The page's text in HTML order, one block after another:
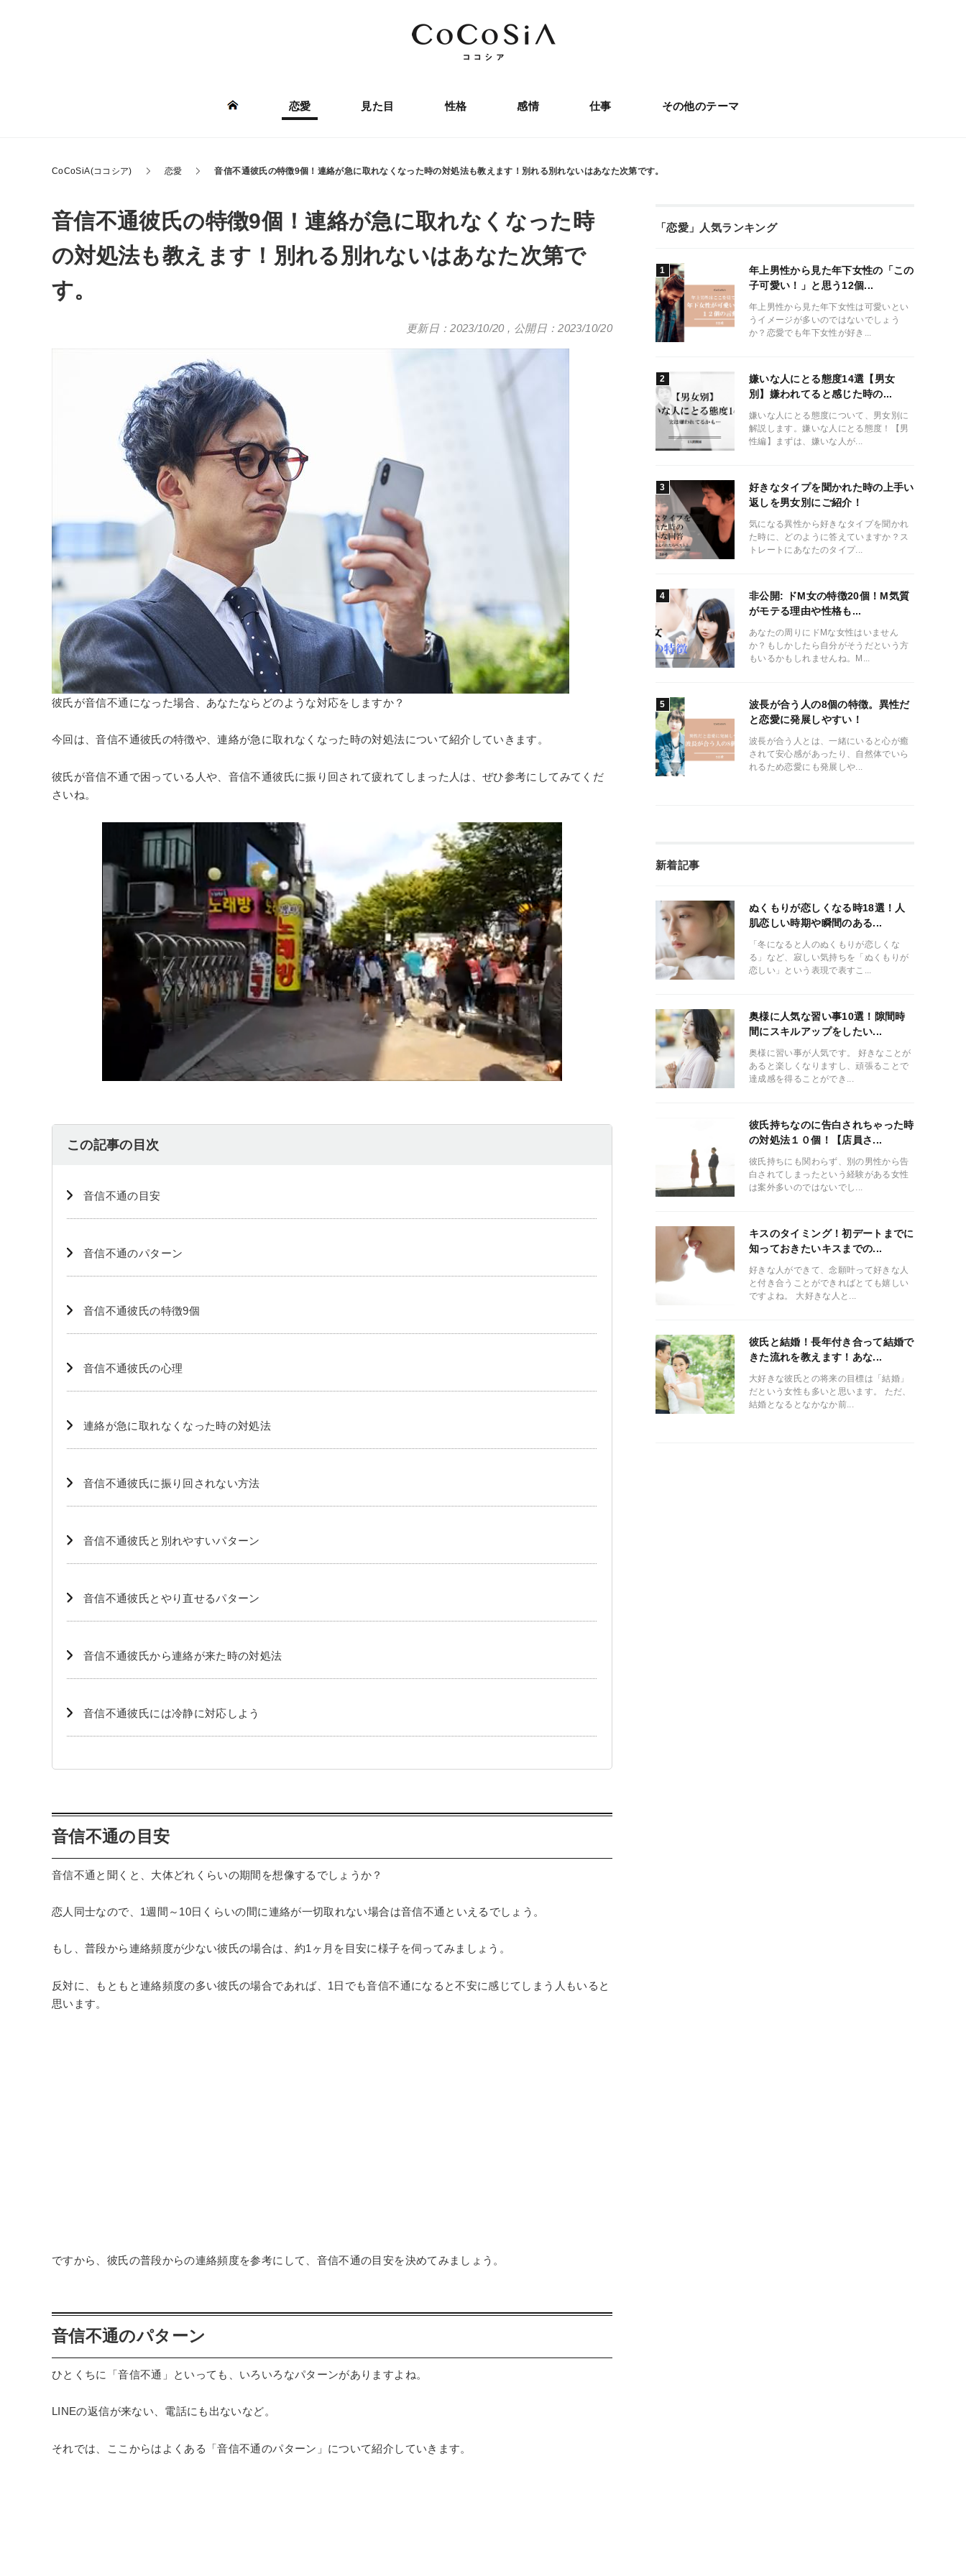
恋愛 見た目 性格 感情 仕事 その他のテーマ
CoCoSiA(ココシア) 恋愛 音信不通彼氏の特徴9個！連絡が急に取れなくなった時の対処法も教えます！別れる別れないはあなた次第です。
音信不通彼氏の特徴9個！連絡が急に取れなくなった時
の対処法も教えます！別れる別れないはあなた次第で
す。
更新日：2023/10/20 , 公開日：2023/10/20
彼氏が音信不通になった場合、あなたならどのような対応をしますか？
今回は、音信不通彼氏の特徴や、連絡が急に取れなくなった時の対処法について紹介していきます。
彼氏が音信不通で困っている人や、音信不通彼氏に振り回されて疲れてしまった人は、ぜひ参考にしてみてくだ
さいね。
この記事の目次
音信不通の目安
音信不通のパターン
音信不通彼氏の特徴9個
音信不通彼氏の心理
連絡が急に取れなくなった時の対処法
音信不通彼氏に振り回されない方法
音信不通彼氏と別れやすいパターン
音信不通彼氏とやり直せるパターン
音信不通彼氏から連絡が来た時の対処法
音信不通彼氏には冷静に対応しよう
音信不通の目安
音信不通と聞くと、大体どれくらいの期間を想像するでしょうか？
恋人同士なので、1週間～10日くらいの間に連絡が一切取れない場合は音信不通といえるでしょう。
もし、普段から連絡頻度が少ない彼氏の場合は、約1ヶ月を目安に様子を伺ってみましょう。
反対に、もともと連絡頻度の多い彼氏の場合であれば、1日でも音信不通になると不安に感じてしまう人もいると
思います。
ですから、彼氏の普段からの連絡頻度を参考にして、音信不通の目安を決めてみましょう。
音信不通のパターン
ひとくちに「音信不通」といっても、いろいろなパターンがありますよね。
LINEの返信が来ない、電話にも出ないなど。
それでは、ここからはよくある「音信不通のパターン」について紹介していきます。
「恋愛」人気ランキング
年上男性から見た年下女性の「この
子可愛い！」と思う12個...
年上男性から見た年下女性は可愛いとい
うイメージが多いのではないでしょう
か？恋愛でも年下女性が好き...
嫌いな人にとる態度14選【男女
別】嫌われてると感じた時の...
嫌いな人にとる態度について、男女別に
解説します。嫌いな人にとる態度！【男
性編】まずは、嫌いな人が...
好きなタイプを聞かれた時の上手い
返しを男女別にご紹介！
気になる異性から好きなタイプを聞かれ
た時に、どのように答えていますか？ス
トレートにあなたのタイプ...
非公開: ドM女の特徴20個！M気質
がモテる理由や性格も...
あなたの周りにドMな女性はいません
か？もしかしたら自分がそうだという方
もいるかもしれませんね。M...
波長が合う人の8個の特徴。異性だ
と恋愛に発展しやすい！
波長が合う人とは、一緒にいると心が癒
されて安心感があったり、自然体でいら
れるため恋愛にも発展しや...
新着記事
ぬくもりが恋しくなる時18選！人
肌恋しい時期や瞬間のある...
「冬になると人のぬくもりが恋しくな
る」など、寂しい気持ちを「ぬくもりが
恋しい」という表現で表すこ...
奥様に人気な習い事10選！隙間時
間にスキルアップをしたい...
奥様に習い事が人気です。 好きなことが
あると楽しくなりますし、頑張ることで
達成感を得ることができ...
彼氏持ちなのに告白されちゃった時
の対処法１０個！【店員さ...
彼氏持ちにも関わらず、別の男性から告
白されてしまったという経験がある女性
は案外多いのではないでし...
キスのタイミング！初デートまでに
知っておきたいキスまでの...
好きな人ができて、念願叶って好きな人
と付き合うことができればとても嬉しい
ですよね。 大好きな人と...
彼氏と結婚！長年付き合って結婚で
きた流れを教えます！あな...
大好きな彼氏との将来の目標は「結婚」
だという女性も多いと思います。 ただ、
結婚となるとなかなか前...